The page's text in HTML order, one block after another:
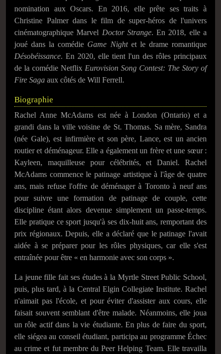
nomination aux Oscars. En 2016, elle prête ses traits à
Christine Palmer dans le film de super-héros de l'univers
cinématographique Marvel Doctor Strange. En 2018, elle a
joué dans la comédie Game Nightet le drame romantique
Désobéissance. En 2020, elle tient l'un des rôles principaux
de la comédie Netflix Eurovision Song Contest: The Story of
Fire Saga aux côtés de Will Ferrell.
Biographie
Rachel Anne McAdams est née à London (Ontario) et a
grandi dans la ville voisine de St. Thomas. Sa mère, Sandra
(née Gale), est infirmière et son père, Lance, est un ancien
routier et déménageur. Elle a également un frère et une sœur :
Kayleen, maquilleuse pour célébrités, et Daniel. Rachel
McAdams commence le patinage artistique à l'âge de quatre
ans, mais refuse l'offre de déménager à Toronto à neuf ans
pour suivre une formation de patinage de couple, cette
discipline étant alors devenue simplement un passe-temps.
Elle pratique ce sport jusqu'à ses dix-huit ans, remportant des
prix régionaux. Depuis, elle a déclaré que le patinage l'avait
aidée à se préparer pour les rôles physiques, car elle s'est
entraînée pour être « en harmonie avec son corps ».
La jeune fille fait ses études à la Myrtle Street Public School,
puis, plus tard, à la Central Elgin Collegiate Institute. Rachel
n'aimait pas l'école, et pour éviter d'assister aux cours, elle
faisait souvent semblant d'être malade. Néanmoins, elle joua
un rôle actif dans la vie étudiante. En plus de faire du sport,
elle siégea au conseil étudiant, participa au programme Échec
au crime et fut membre du Peer Helping Team. Elle travailla